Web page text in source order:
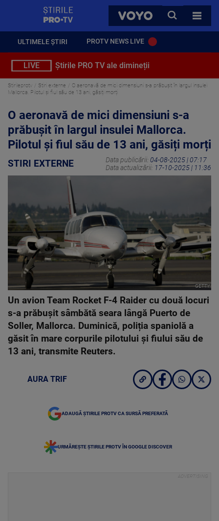
VOYO
CAUTA
TOATE
ULTIMELE ȘTIRI PROTV NEWS LIVE
LIVE Știrile PRO TV ale dimineții
Stirileprotv Stiri externe
O aeronavă de mici dimensiuni s-a prăbușit în largul insulei
Mallorca. Pilotul și fiul său de 13 ani, găsiți morți
O aeronavă de mici dimensiuni s-a
prăbușit în largul insulei Mallorca.
Pilotul și fiul său de 13 ani, găsiți morți
STIRI EXTERNE Data publicării: 04-08-2025 | 07:17
Data actualizării: 17-10-2025 | 11:36
GETTY
Un avion Team Rocket F-4 Raider cu două locuri
s-a prăbușit sâmbătă seara lângă Puerto de
Soller, Mallorca. Duminică, poliția spaniolă a
găsit în mare corpurile pilotului și fiului său de
13 ani, transmite Reuters.
AURA TRIF
ADAUGĂ ȘTIRILE PROTV CA SURSĂ PREFERATĂ
URMĂREȘTE ȘTIRILE PROTV ÎN GOOGLE DISCOVER